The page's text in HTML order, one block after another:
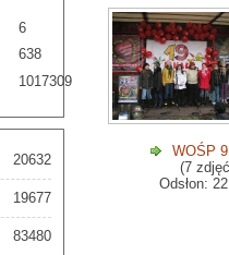
6
638
1017309
20632
19677
83480
WOŚP
(7
Odsłon: